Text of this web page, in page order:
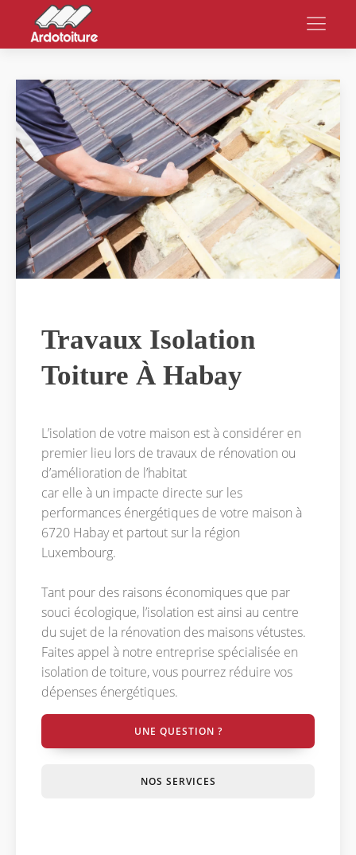
Travaux Isolation
Toiture À Habay
L’isolation de votre maison est à considérer en
premier lieu lors de travaux de rénovation ou
d’amélioration de l’habitat
car elle à un impacte directe sur les
performances énergétiques de votre maison à
6720 Habay et partout sur la région
Luxembourg.
Tant pour des raisons économiques que par
souci écologique, l’isolation est ainsi au centre
du sujet de la rénovation des maisons vétustes.
Faites appel à notre entreprise spécialisée en
isolation de toiture, vous pourrez réduire vos
dépenses énergétiques.
UNE QUESTION ?
NOS SERVICES